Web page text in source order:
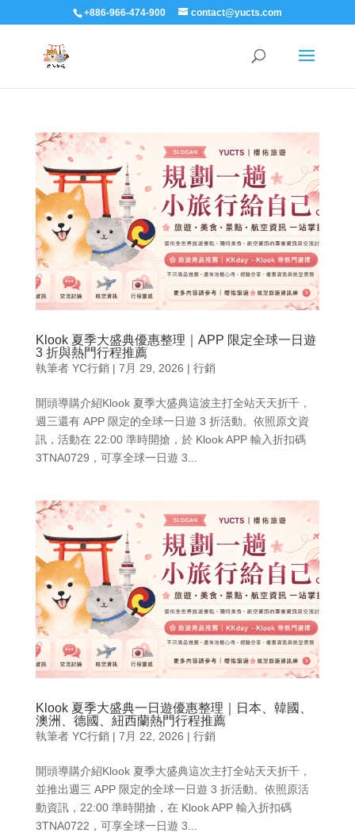
+886-966-474-900 contact@yucts.com
Klook 夏季大盛典優惠整理｜APP 限定全球一日遊
3 折與熱門行程推薦
執筆者 YC行銷| 7月 29, 2026 | 行銷
開頭導購介紹Klook 夏季大盛典這波主打全站天天折千，
週三還有 APP 限定的全球一日遊 3 折活動。依照原文資
訊，活動在 22:00 準時開搶，於 Klook APP 輸入折扣碼
3TNA0729，可享全球一日遊 3...
Klook 夏季大盛典一日遊優惠整理｜日本、韓國、
澳洲、德國、紐西蘭熱門行程推薦
執筆者 YC行銷| 7月 22, 2026 | 行銷
開頭導購介紹Klook 夏季大盛典這次主打全站天天折千，
並推出週三 APP 限定的全球一日遊 3 折活動。依照原活
動資訊，22:00 準時開搶，在 Klook APP 輸入折扣碼
3TNA0722，可享全球一日遊 3...